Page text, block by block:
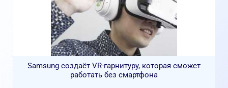
Samsung создаёт VR-гарнитуру, которая сможет
работать без смартфона